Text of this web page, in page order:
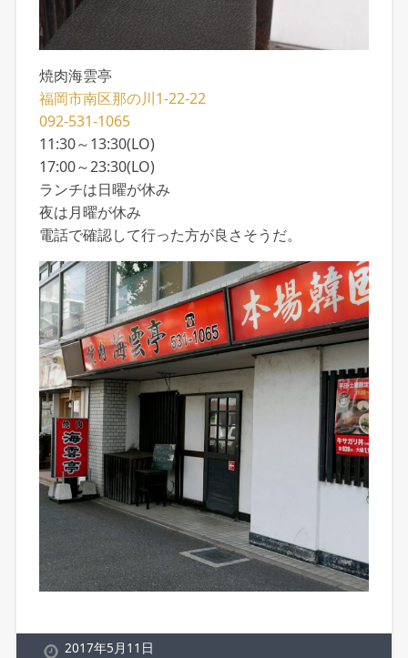
焼肉海雲亭
福岡市南区那の川1-22-22
092-531-1065
11:30～13:30(LO)
17:00～23:30(LO)
ランチは日曜が休み
夜は月曜が休み
電話で確認して行った方が良さそうだ。
2017年5月11日